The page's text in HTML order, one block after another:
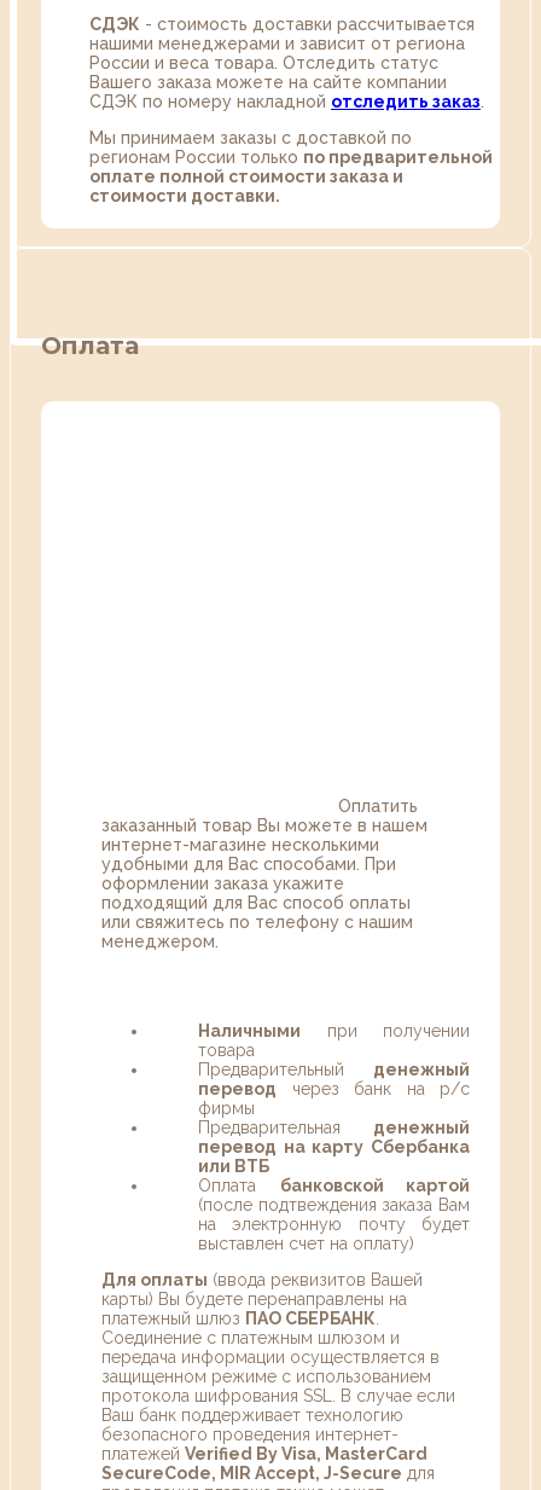
СДЭК - стоимость доставки рассчитывается
нашими менеджерами и зависит от региона
России и веса товара. Отследить статус
Вашего заказа можете на сайте компании
СДЭК по номеру накладной отследить заказ
Мы принимаем заказы с доставкой по
регионам России только по предварительной
оплате полной стоимости заказа и
стоимости доставки.
Оплата
Оплатить
заказанный товар Вы можете в нашем
интернет-магазине несколькими
удобными для Вас способами. При
оформлении заказа укажите
подходящий для Вас способ оплаты
или свяжитесь по телефону с нашим
менеджером.
Наличными при получении
товара
Предварительный денежный
перевод через банк на р/с
фирмы
Предварительная денежный
перевод на карту Сбербанка
или ВТБ
Оплата банковской картой
(после подтвеждения заказа Вам
на электронную почту будет
выставлен счет на оплату)
Для оплаты (ввода реквизитов Вашей
карты) Вы будете перенаправлены на
платежный шлюз ПАО СБЕРБАНК
Соединение с платежным шлюзом и
передача информации осуществляется в
защищенном режиме с использованием
протокола шифрования SSL. В случае если
Ваш банк поддерживает технологию
безопасного проведения интернет-
платежей Verified By Visa, MasterCard
SecureCode, MIR Accept, J-Secure для